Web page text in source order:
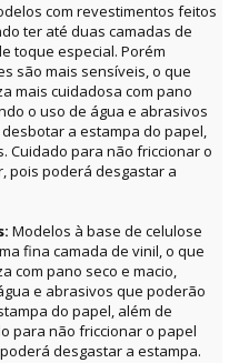
com revestimentos feitos
ter até duas camadas de
toque especial. Porém
são mais sensíveis, o que
mais cuidadosa com pano
o uso de água e abrasivos
a estampa do papel,
Cuidado para não friccionar o
pois poderá desgastar a
Modelos à base de celulose
fina camada de vinil, o que
com pano seco e macio,
e abrasivos que poderão
do papel, além de
para não friccionar o papel
desgastar a estampa.